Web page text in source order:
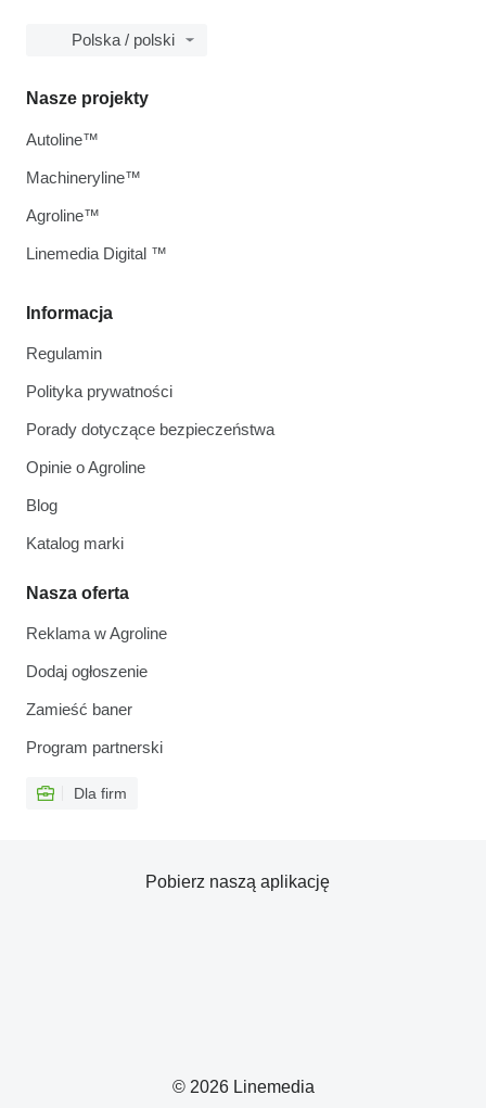
Polska / polski
Informacja
Regulamin
Polityka prywatności
Porady dotyczące bezpieczeństwa
Opinie o Agroline
Blog
Katalog marki
Nasza oferta
Reklama w Agroline
Dodaj ogłoszenie
Zamieść baner
Program partnerski
Dla firm
Nasze projekty
Autoline™
Machineryline™
Agroline™
Linemedia Digital ™
© 2026 Linemedia
Pobierz naszą aplikację